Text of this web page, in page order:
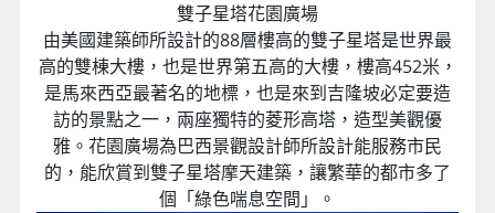
雙子星塔花園廣場
由美國建築師所設計的88層樓高的雙子星塔是世界最
高的雙棟大樓，也是世界第五高的大樓，樓高452米，
是馬來西亞最著名的地標，也是來到吉隆坡必定要造
訪的景點之一，兩座獨特的菱形高塔，造型美觀優
雅。花園廣場為巴西景觀設計師所設計能服務市民
的，能欣賞到雙子星塔摩天建築，讓繁華的都市多了
個「綠色喘息空間」。